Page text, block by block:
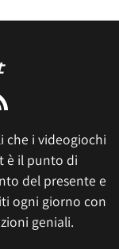
che i videogiochi
è il punto di
del presente e
ogni giorno con
geniali.